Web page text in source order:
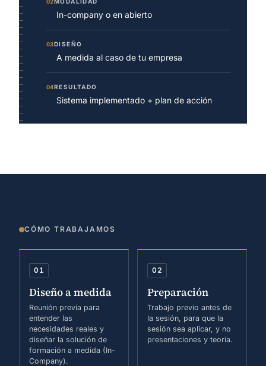
02
In-company o en abierto
03DISEÑO
A medida al caso de tu empresa
04RESULTADO
Sistema implementado + plan de acción
CÓMO TRABAJAMOS
01
Diseño a medida
Reunión previa para
entender las
necesidades reales y
diseñar la solución de
formación a medida (In-
Company).
02
Preparación
Trabajo previo antes de
la sesión, para que la
sesión sea aplicar, y no
presentaciones y teoría.